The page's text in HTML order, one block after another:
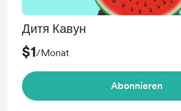
Дитя Кавун
$1/Monat
Abonnieren